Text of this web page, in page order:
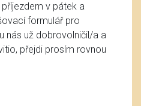
v pátek a
formulář pro
nás už dobrovolničil/a a
přejdi prosím rovnou